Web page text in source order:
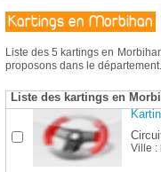
Kartings en Morbihan
Liste des 5 kartings en
proposons dans le département.
Liste des kartings en
Ville :